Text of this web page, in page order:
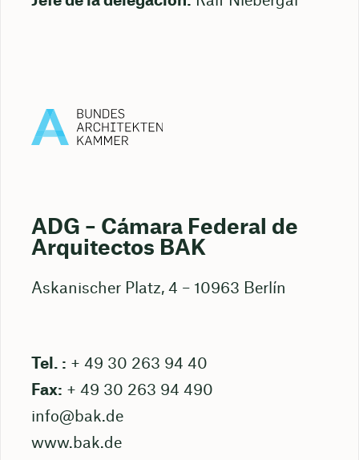
ADG – Cámara Federal de
Arquitectos BAK
Askanischer Platz, 4 – 10963 Berlín
Tel. : + 49 30 263 94 40
Fax: + 49 30 263 94 490
info@bak.de
www.bak.de